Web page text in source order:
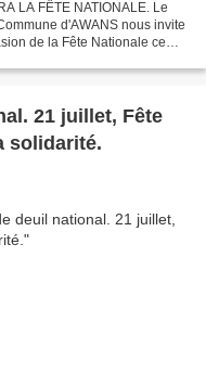
LA FÊTE NATIONALE. Le
d'AWANS nous invite
de la Fête Nationale ce
21 juillet, Fête
solidarité.